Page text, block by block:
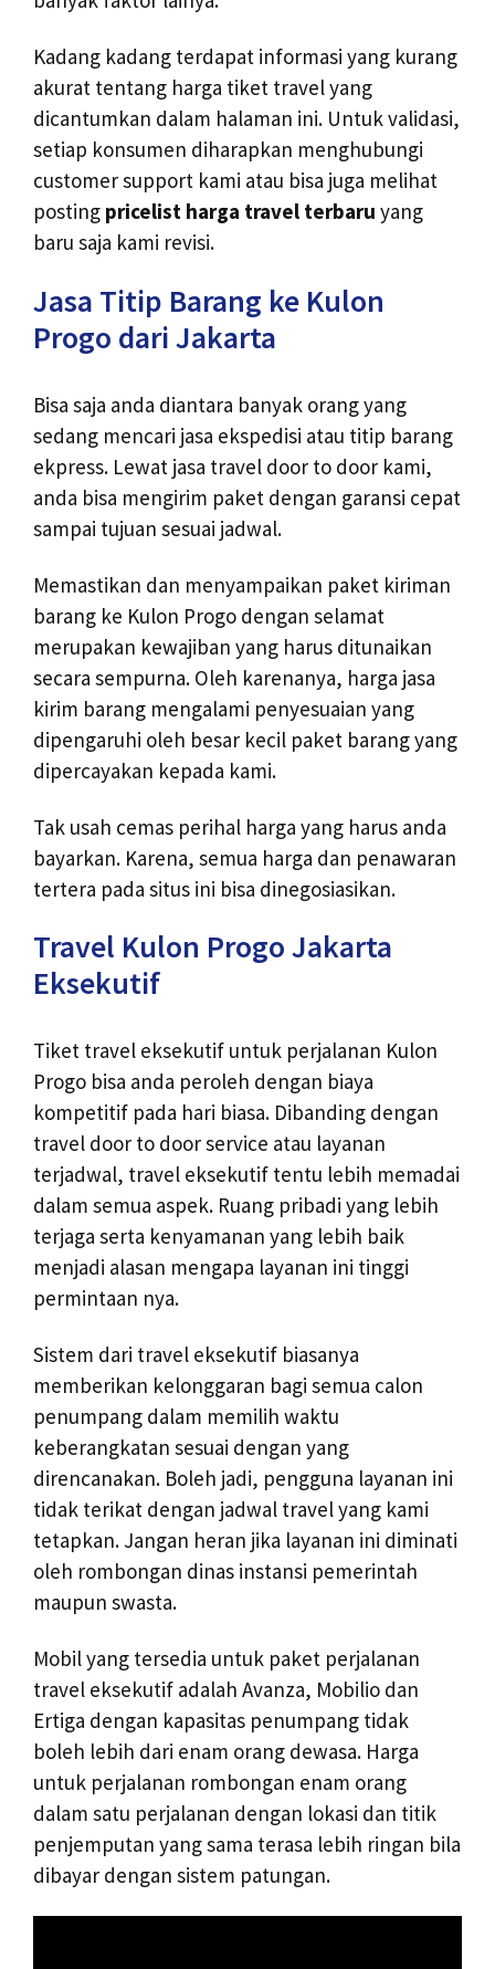
Kadang kadang terdapat informasi yang kurang
akurat tentang harga tiket travel yang
dicantumkan dalam halaman ini. Untuk validasi,
setiap konsumen diharapkan menghubungi
customer support kami atau bisa juga melihat
posting pricelist harga travel terbaru yang
baru saja kami revisi.
Jasa Titip Barang ke Kulon
Progo dari Jakarta
Bisa saja anda diantara banyak orang yang
sedang mencari jasa ekspedisi atau titip barang
ekpress. Lewat jasa travel door to door kami,
anda bisa mengirim paket dengan garansi cepat
sampai tujuan sesuai jadwal.
Memastikan dan menyampaikan paket kiriman
barang ke Kulon Progo dengan selamat
merupakan kewajiban yang harus ditunaikan
secara sempurna. Oleh karenanya, harga jasa
kirim barang mengalami penyesuaian yang
dipengaruhi oleh besar kecil paket barang yang
dipercayakan kepada kami.
Tak usah cemas perihal harga yang harus anda
bayarkan. Karena, semua harga dan penawaran
tertera pada situs ini bisa dinegosiasikan.
Travel Kulon Progo Jakarta
Eksekutif
Tiket travel eksekutif untuk perjalanan Kulon
Progo bisa anda peroleh dengan biaya
kompetitif pada hari biasa. Dibanding dengan
travel door to door service atau layanan
terjadwal, travel eksekutif tentu lebih memadai
dalam semua aspek. Ruang pribadi yang lebih
terjaga serta kenyamanan yang lebih baik
menjadi alasan mengapa layanan ini tinggi
permintaan nya.
Sistem dari travel eksekutif biasanya
memberikan kelonggaran bagi semua calon
penumpang dalam memilih waktu
keberangkatan sesuai dengan yang
direncanakan. Boleh jadi, pengguna layanan ini
tidak terikat dengan jadwal travel yang kami
tetapkan. Jangan heran jika layanan ini diminati
oleh rombongan dinas instansi pemerintah
maupun swasta.
Mobil yang tersedia untuk paket perjalanan
travel eksekutif adalah Avanza, Mobilio dan
Ertiga dengan kapasitas penumpang tidak
boleh lebih dari enam orang dewasa. Harga
untuk perjalanan rombongan enam orang
dalam satu perjalanan dengan lokasi dan titik
penjemputan yang sama terasa lebih ringan bila
dibayar dengan sistem patungan.